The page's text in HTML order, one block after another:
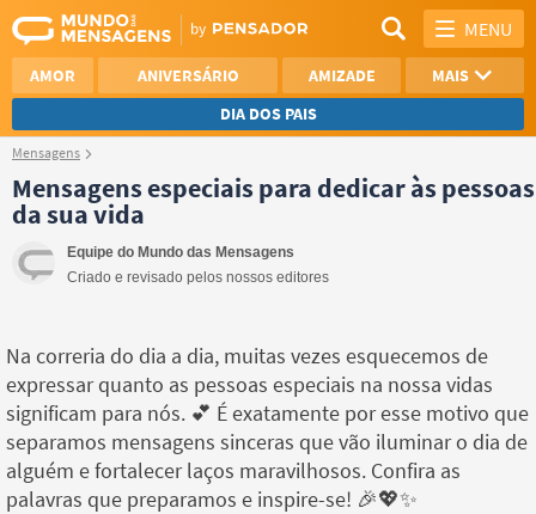
MENU
AMOR ANIVERSÁRIO AMIZADE
MAIS
DIA DOS PAIS
AGRADECIMENTO
SAUDADE
NAMORO
Mensagens
Mensagens especiais para dedicar às pessoas
da sua vida
Equipe do Mundo das Mensagens
Criado e revisado pelos nossos editores
Na correria do dia a dia, muitas vezes esquecemos de
expressar quanto as pessoas especiais na nossa vidas
significam para nós. 💕 É exatamente por esse motivo que
separamos mensagens sinceras que vão iluminar o dia de
alguém e fortalecer laços maravilhosos. Confira as
palavras que preparamos e inspire-se! 🎉💖✨